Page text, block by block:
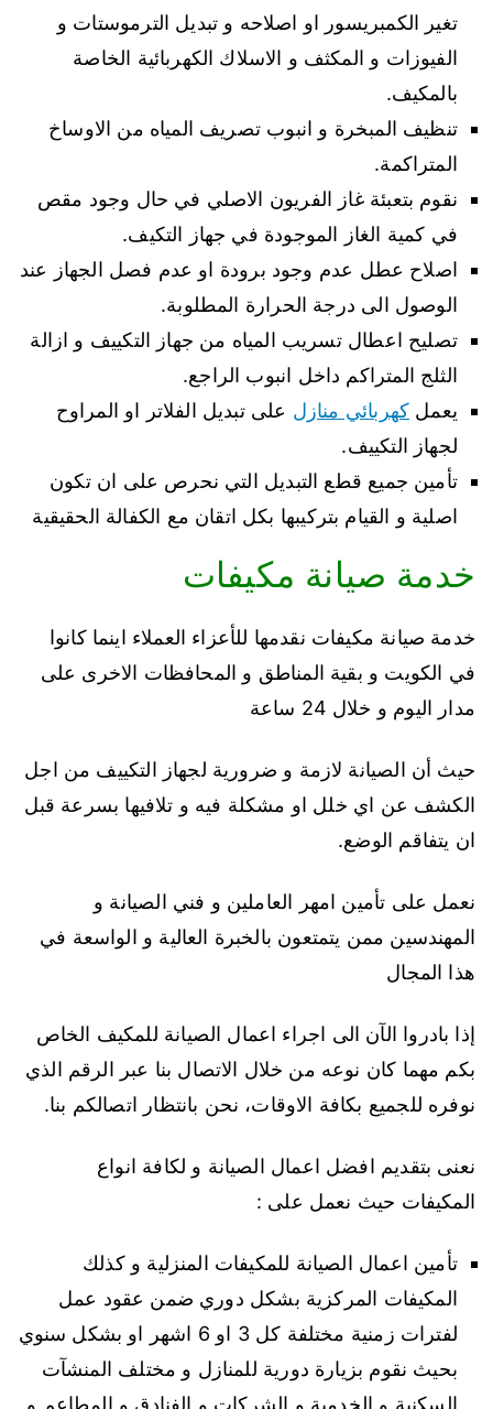
تغير الكمبريسور او اصلاحه و تبديل الترموستات و
الفيوزات و المكثف و الاسلاك الكهربائية الخاصة
بالمكيف.
تنظيف المبخرة و انبوب تصريف المياه من الاوساخ
المتراكمة.
نقوم بتعبئة غاز الفريون الاصلي في حال وجود مقص
في كمية الغاز الموجودة في جهاز التكيف.
اصلاح عطل عدم وجود برودة او عدم فصل الجهاز عند
الوصول الى درجة الحرارة المطلوبة.
تصليح اعطال تسريب المياه من جهاز التكييف و ازالة
الثلج المتراكم داخل انبوب الراجع.
يعمل كهربائي منازل على تبديل الفلاتر او المراوح
لجهاز التكييف.
تأمين جميع قطع التبديل التي نحرص على ان تكون
اصلية و القيام بتركيبها بكل اتقان مع الكفالة الحقيقية
خدمة صيانة مكيفات
خدمة صيانة مكيفات نقدمها للأعزاء العملاء اينما كانوا
في الكويت و بقية المناطق و المحافظات الاخرى على
مدار اليوم و خلال 24 ساعة
حيث أن الصيانة لازمة و ضرورية لجهاز التكييف من اجل
الكشف عن اي خلل او مشكلة فيه و تلافيها بسرعة قبل
ان يتفاقم الوضع.
نعمل على تأمين امهر العاملين و فني الصيانة و
المهندسين ممن يتمتعون بالخبرة العالية و الواسعة في
هذا المجال
إذا بادروا الآن الى اجراء اعمال الصيانة للمكيف الخاص
بكم مهما كان نوعه من خلال الاتصال بنا عبر الرقم الذي
نوفره للجميع بكافة الاوقات، نحن بانتظار اتصالكم بنا.
نعنى بتقديم افضل اعمال الصيانة و لكافة انواع
المكيفات حيث نعمل على :
تأمين اعمال الصيانة للمكيفات المنزلية و كذلك
المكيفات المركزية بشكل دوري ضمن عقود عمل
لفترات زمنية مختلفة كل 3 او 6 اشهر او بشكل سنوي
بحيث نقوم بزيارة دورية للمنازل و مختلف المنشآت
السكنية و الخدمية و الشركات و الفنادق و المطاعم و